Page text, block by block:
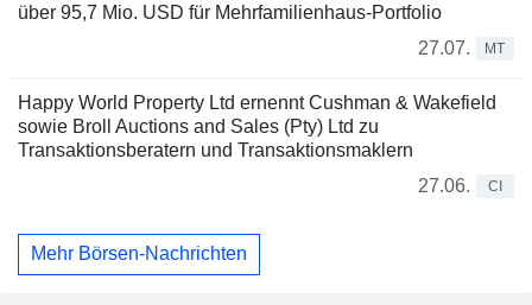
über 95,7 Mio. USD für Mehrfamilienhaus-Portfolio
27.07.
MT
Happy World Property Ltd ernennt Cushman & Wakefield
sowie Broll Auctions and Sales (Pty) Ltd zu
Transaktionsberatern und Transaktionsmaklern
27.06.
CI
Mehr Börsen-Nachrichten